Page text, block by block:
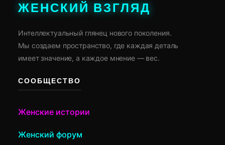
ЖЕНСКИЙ ВЗГЛЯД
Интеллектуальный глянец нового поколения.
Мы создаем пространство, где каждая деталь
имеет значение, а каждое мнение — вес.
СООБЩЕСТВО
Женские истории
Женский форум